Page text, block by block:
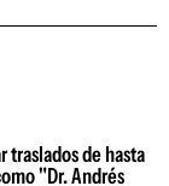
traslados de hasta
"Dr. Andrés